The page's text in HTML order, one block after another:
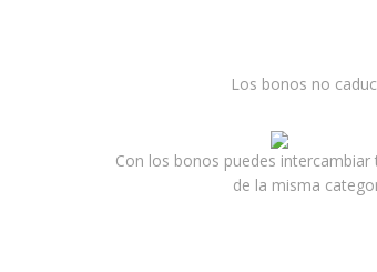
Los bonos no
Con los bonos puedes
de la misma